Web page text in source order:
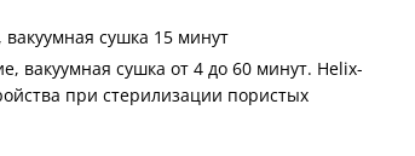
сушка 15 минут
вакуумная сушка от 4 до 60 минут. Helix-
при стерилизации пористых